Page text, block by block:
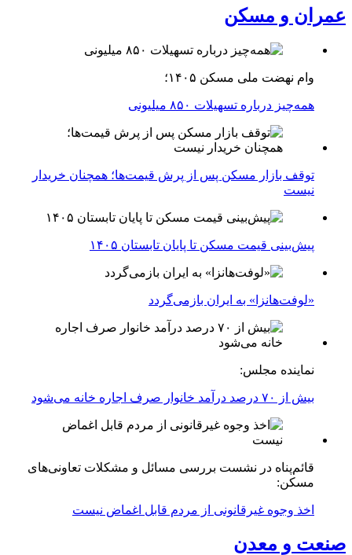
عمران و مسکن
وام نهضت ملی مسکن ۱۴۰۵؛
همه‌چیز درباره تسهیلات ۸۵۰ میلیونی
توقف بازار مسکن پس از پرش قیمت‌ها؛ همچنان خریدار
نیست
پیش‌بینی قیمت مسکن تا پایان تابستان ۱۴۰۵
«لوفت‌هانزا» به ایران بازمی‌گردد
نماینده مجلس:
بیش از ۷۰ درصد درآمد خانوار صرف اجاره خانه می‌شود
قائم‌پناه در نشست بررسی مسائل و مشکلات تعاونی‌های
مسکن:
اخذ وجوه غیرقانونی از مردم قابل اغماض نیست
صنعت و معدن